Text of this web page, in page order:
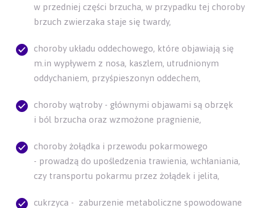
w przedniej części brzucha, w przypadku tej choroby
brzuch zwierzaka staje się twardy,
choroby układu oddechowego, które objawiają się
m.in wypływem z nosa, kaszlem, utrudnionym
oddychaniem, przyśpieszonyn oddechem,
choroby wątroby - głównymi objawami są obrzęk
i ból brzucha oraz wzmożone pragnienie,
choroby żołądka i przewodu pokarmowego
- prowadzą do upośledzenia trawienia, wchłaniania,
czy transportu pokarmu przez żołądek i jelita,
cukrzyca - zaburzenie metaboliczne spowodowane